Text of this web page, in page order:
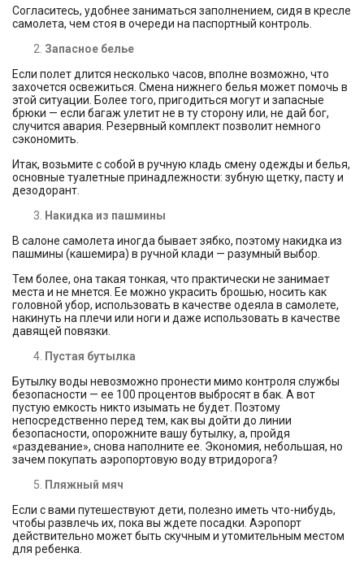
Согласитесь, удобнее заниматься заполнением, сидя в кресле
самолета, чем стоя в очереди на паспортный контроль.
Запасное белье
Если полет длится несколько часов, вполне возможно, что
захочется освежиться. Смена нижнего белья может помочь в
этой ситуации. Более того, пригодиться могут и запасные
брюки — если багаж улетит не в ту сторону или, не дай бог,
случится авария. Резервный комплект позволит немного
сэкономить.
Итак, возьмите с собой в ручную кладь смену одежды и белья,
основные туалетные принадлежности: зубную щетку, пасту и
дезодорант.
Накидка из пашмины
В салоне самолета иногда бывает зябко, поэтому накидка из
пашмины (кашемира) в ручной клади — разумный выбор.
Тем более, она такая тонкая, что практически не занимает
места и не мнется. Ее можно украсить брошью, носить как
головной убор, использовать в качестве одеяла в самолете,
накинуть на плечи или ноги и даже использовать в качестве
давящей повязки.
Пустая бутылка
Бутылку воды невозможно пронести мимо контроля службы
безопасности — ее 100 процентов выбросят в бак. А вот
пустую емкость никто изымать не будет. Поэтому
непосредственно перед тем, как вы дойти до линии
безопасности, опорожните вашу бутылку, а, пройдя
«раздевание», снова наполните ее. Экономия, небольшая, но
зачем покупать аэропортовую воду втридорога?
Пляжный мяч
Если с вами путешествуют дети, полезно иметь что-нибудь,
чтобы развлечь их, пока вы ждете посадки. Аэропорт
действительно может быть скучным и утомительным местом
для ребенка.